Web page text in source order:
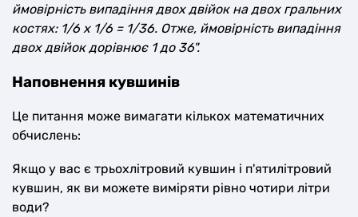
ймовірність випадіння двох двійок на двох гральних
костях: 1/6 x 1/6 = 1/36. Отже, ймовірність випадіння
двох двійок дорівнює 1 до 36".
Наповнення кувшинів
Це питання може вимагати кількох математичних
обчислень:
Якщо у вас є трьохлітровий кувшин і п'ятилітровий
кувшин, як ви можете виміряти рівно чотири літри
води?